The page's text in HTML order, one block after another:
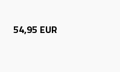
54,95 EUR